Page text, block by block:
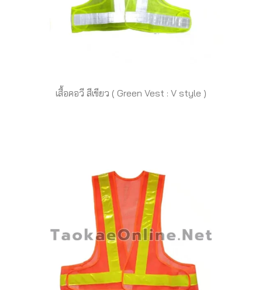
เสื้อคอวี สีเขียว ( Green Vest : V style )